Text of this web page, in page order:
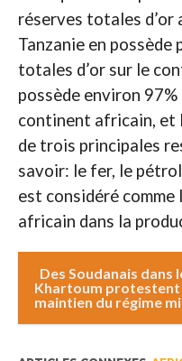
réserves totales d’or
Tanzanie en possède
totales d’or sur le
possède environ
continent africain, et
de trois principales
savoir: le fer, le
est considéré
africain dans la
Des Soudanais dans
Khartoum protestent
maintien du régime